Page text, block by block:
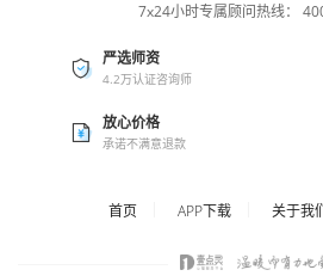
7x24小时专属顾问热线：
严选师资
4.2万认证咨询师
放心价格
承诺不满意退款
首页 APP下载 关于我